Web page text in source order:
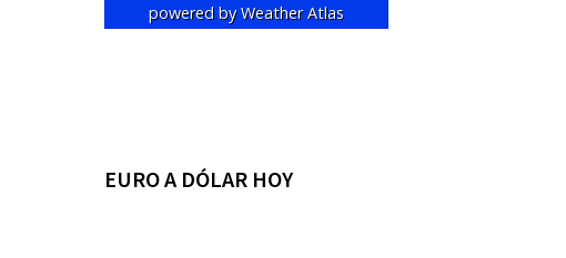
powered byWeather Atlas
EURO A DÓLAR HOY